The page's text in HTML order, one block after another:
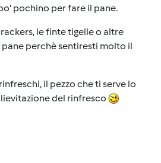
pochino per fare il pane.
le finte tigelle o altre
perchè sentiresti molto il
il pezzo che ti serve lo
del rinfresco